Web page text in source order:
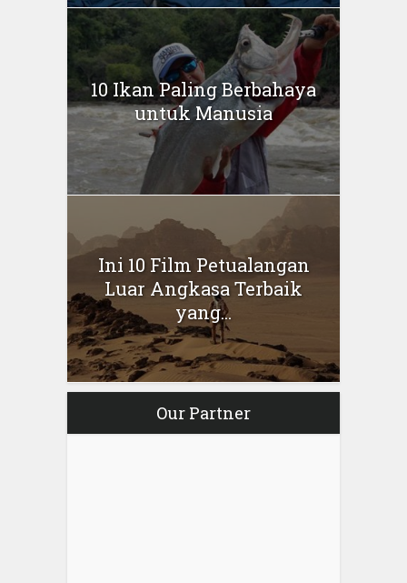
10 Ikan Paling Berbahaya
untuk Manusia
Ini 10 Film Petualangan
Luar Angkasa Terbaik
yang...
Our Partner